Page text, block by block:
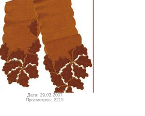
Дата: 29.03.2007
Просмотров: 2215